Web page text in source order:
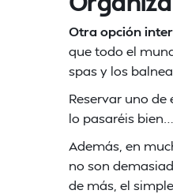
Otra opción
que todo el
spas y los
Reservar uno
lo pasaréis
Además, en
no son
de más, el